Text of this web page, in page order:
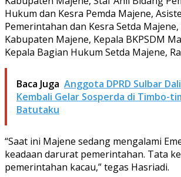
Hukum dan Kesra Pemda Majene,
Pemerintahan dan Kesra Setda Majene,
Kabupaten Majene, Kepala BKPSDM
Kepala Bagian Hukum Setda Majene,
Baca Juga Anggota DPRD Sulbar
Kembali Gelar Sosperda di Timbo-
Batutaku
“Saat ini Majene sedang mengalami
keadaan darurat pemerintahan. Tata
pemerintahan kacau,” tegas Hasriadi.